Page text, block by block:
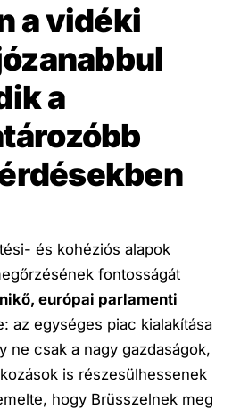
a vidéki
a
és kohéziós alapok
fontosságát
európai parlamenti
az egységes piac kialakítása
ne csak a nagy gazdaságok,
is részesülhessenek
hogy Brüsszelnek meg